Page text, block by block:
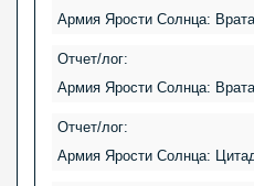
Армия Ярости Солнца: Врата
Отчет/лог:
Армия Ярости Солнца:
Отчет/лог:
Армия Ярости Солнца: